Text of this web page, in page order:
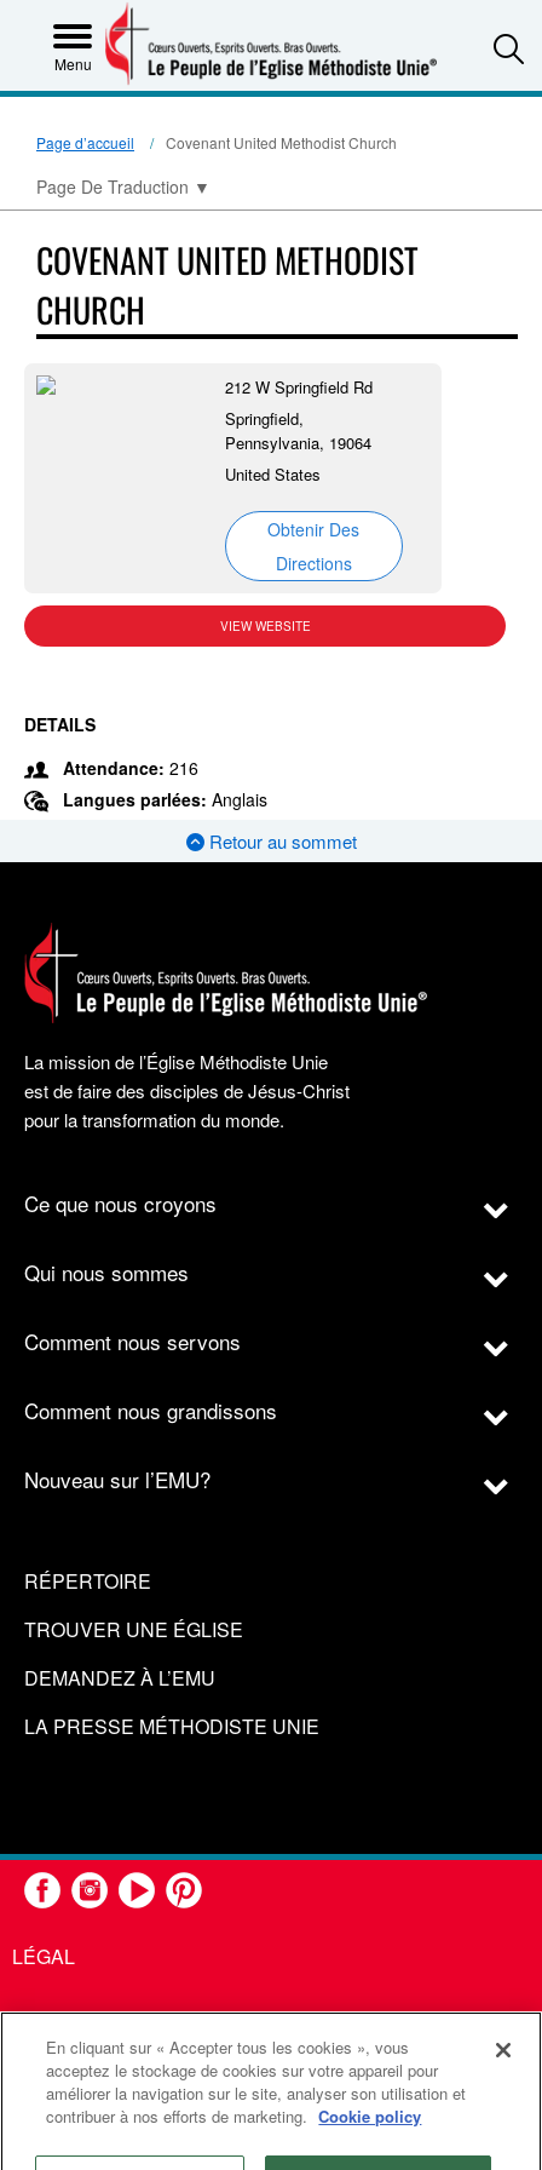
Menu
Page d’accueil Covenant United Methodist Church
Page De Traduction ▼
COVENANT UNITED METHODIST
CHURCH
212 W Springfield Rd
Springfield,
Pennsylvania, 19064
United States
Obtenir Des
Directions
VIEW WEBSITE
DETAILS
Attendance: 216
Langues parlées: Anglais
Retour au sommet
La mission de l’Église Méthodiste Unie
est de faire des disciples de Jésus-Christ
pour la transformation du monde.
Ce que nous croyons
Qui nous sommes
Comment nous servons
Comment nous grandissons
Nouveau sur l’EMU?
RÉPERTOIRE
TROUVER UNE ÉGLISE
DEMANDEZ À L’EMU
LA PRESSE MÉTHODISTE UNIE
LÉGAL
United Methodist Communications est une agence de l'Église
Méthodiste Unie
Communications Méthodistes Unies. Tous droits
réservés
En cliquant sur « Accepter tous les cookies », vous
acceptez le stockage de cookies sur votre appareil pour
améliorer la navigation sur le site, analyser son utilisation et
contribuer à nos efforts de marketing. Cookie policy